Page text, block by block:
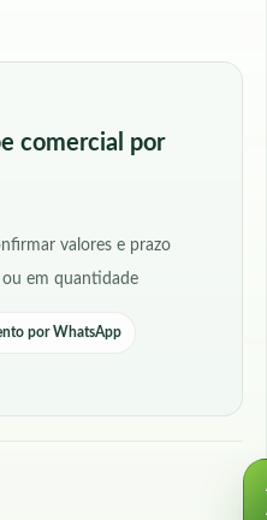
comercial por
valores e prazo
ou em quantidade
por WhatsApp